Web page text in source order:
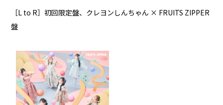
［L to R］初回限定盤、クレヨンしんちゃん × FRUITS ZIPPER
盤